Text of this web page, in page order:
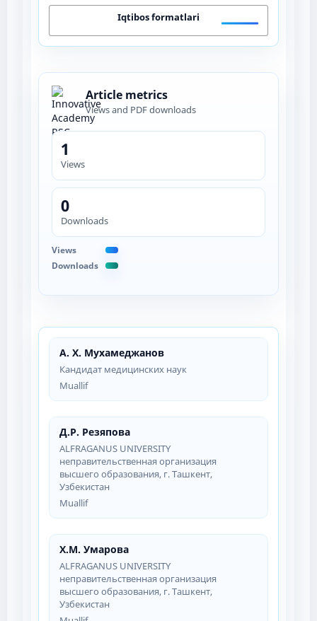
А. Х. Мухамеджанов
Кандидат медицинских наук
Muallif
Д.Р. Резяпова
ALFRAGANUS UNIVERSITY
неправительственная организация
высшего образования, г. Ташкент,
Узбекистан
Muallif
Х.М. Умарова
ALFRAGANUS UNIVERSITY
неправительственная организация
высшего образования, г. Ташкент,
Узбекистан
Iqtibos formatlari
Article metrics
Views and PDF downloads
1
Views
0
Downloads
Views
Downloads